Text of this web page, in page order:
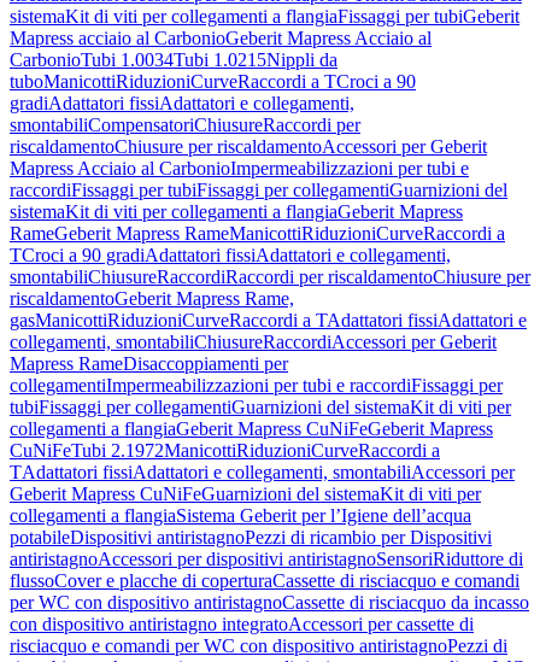
sistemaKit di viti per collegamenti a flangiaFissaggi per tubiGeberit
Mapress acciaio al CarbonioGeberit Mapress Acciaio al
CarbonioTubi 1.0034Tubi 1.0215Nippli da
tuboManicottiRiduzioniCurveRaccordi a TCroci a 90
gradiAdattatori fissiAdattatori e collegamenti,
smontabiliCompensatoriChiusureRaccordi per
riscaldamentoChiusure per riscaldamentoAccessori per Geberit
Mapress Acciaio al CarbonioImpermeabilizzazioni per tubi e
raccordiFissaggi per tubiFissaggi per collegamentiGuarnizioni del
sistemaKit di viti per collegamenti a flangiaGeberit Mapress
RameGeberit Mapress RameManicottiRiduzioniCurveRaccordi a
TCroci a 90 gradiAdattatori fissiAdattatori e collegamenti,
smontabiliChiusureRaccordiRaccordi per riscaldamentoChiusure per
riscaldamentoGeberit Mapress Rame,
gasManicottiRiduzioniCurveRaccordi a TAdattatori fissiAdattatori e
collegamenti, smontabiliChiusureRaccordiAccessori per Geberit
Mapress RameDisaccoppiamenti per
collegamentiImpermeabilizzazioni per tubi e raccordiFissaggi per
tubiFissaggi per collegamentiGuarnizioni del sistemaKit di viti per
collegamenti a flangiaGeberit Mapress CuNiFeGeberit Mapress
CuNiFeTubi 2.1972ManicottiRiduzioniCurveRaccordi a
TAdattatori fissiAdattatori e collegamenti, smontabiliAccessori per
Geberit Mapress CuNiFeGuarnizioni del sistemaKit di viti per
collegamenti a flangiaSistema Geberit per l’Igiene dell’acqua
potabileDispositivi antiristagnoPezzi di ricambio per Dispositivi
antiristagnoAccessori per dispositivi antiristagnoSensoriRiduttore di
flussoCover e placche di coperturaCassette di risciacquo e comandi
per WC con dispositivo antiristagnoCassette di risciacquo da incasso
con dispositivo antiristagno integratoAccessori per cassette di
risciacquo e comandi per WC con dispositivo antiristagnoPezzi di